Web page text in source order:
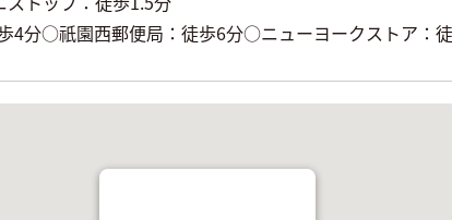
4分○祇園西郵便局：徒歩6分○ニューヨークストア：